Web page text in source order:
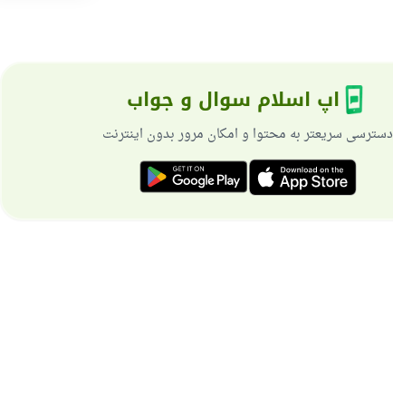
اپ اسلام سوال و جواب
دسترسی سریعتر به محتوا و امکان مرور بدون اینترنت